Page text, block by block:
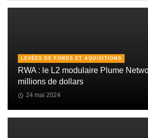
LEVÉES DE FONDS ET AQUISITIONS
RWA : le L2 modulaire Plume
millions de dollars
24 mai 2024